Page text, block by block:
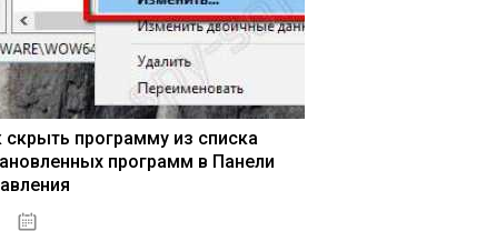
скрыть программу из списка
программ в Панели